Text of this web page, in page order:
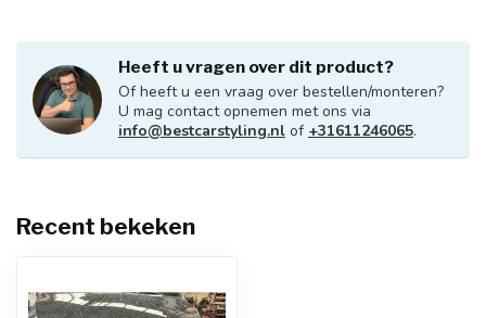
Heeft u vragen over dit product?
Of heeft u een vraag over bestellen/monteren?
U mag contact opnemen met ons via
info@bestcarstyling.nl of +31611246065.
Recent bekeken